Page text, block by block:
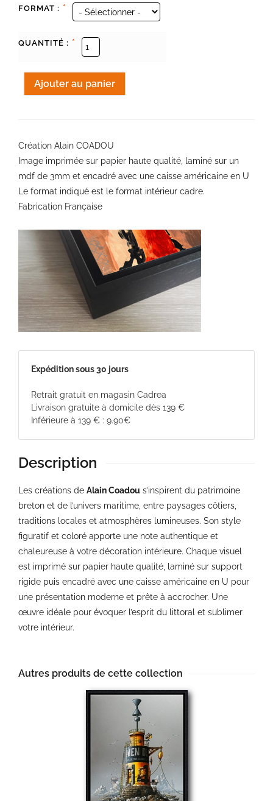
FORMAT : *
QUANTITÉ : *
Création Alain COADOU
Image imprimée sur papier haute qualité, laminé sur un
mdf de 3mm et encadré avec une caisse américaine en U
Le format indiqué est le format intérieur cadre.
Fabrication Française
Expédition sous 30 jours
Retrait gratuit en magasin Cadrea
Livraison gratuite à domicile dès 139 €
Inférieure à 139 € : 9.90€
Description
Les créations de Alain Coadou s’inspirent du patrimoine
breton et de l’univers maritime, entre paysages côtiers,
traditions locales et atmosphères lumineuses. Son style
figuratif et coloré apporte une note authentique et
chaleureuse à votre décoration intérieure. Chaque visuel
est imprimé sur papier haute qualité, laminé sur support
rigide puis encadré avec une caisse américaine en U pour
une présentation moderne et prête à accrocher. Une
œuvre idéale pour évoquer l’esprit du littoral et sublimer
votre intérieur.
Autres produits de cette collection